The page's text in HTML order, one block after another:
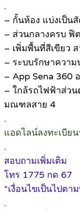
.
– กั้นห้อง แบ่งเป็น
– ส่วนกลางครบ ฟิ
– เพิ่มพื้นที่สีเขียว
– ระบบรักษาควา
– App Sena 360
– ใกล้รถไฟฟ้าส่ว
มณฑลสาย 4
.
แอดไลน์ลงทะเบีย
.
สอบถามเพิ่มเติม
โทร 1775 กด 67
*เงื่อนไขเป็นไปต
.